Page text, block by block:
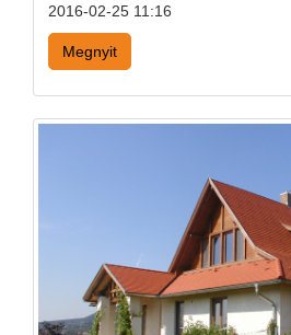
2016-02-25 11:16
Megnyit